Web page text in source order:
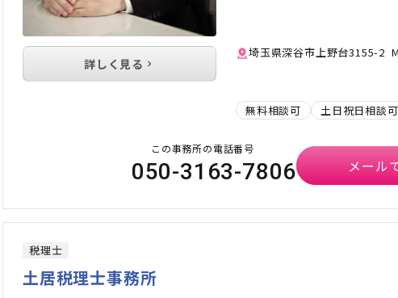
埼玉県深谷市上野台3155-2
無料相談可 土日祝日相談可
詳しく見る
この事務所の電話番号
050-3163-7806 メール
税理士
土居税理士事務所